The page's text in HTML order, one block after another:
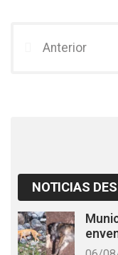
b
er
Anterior
NOTICIAS